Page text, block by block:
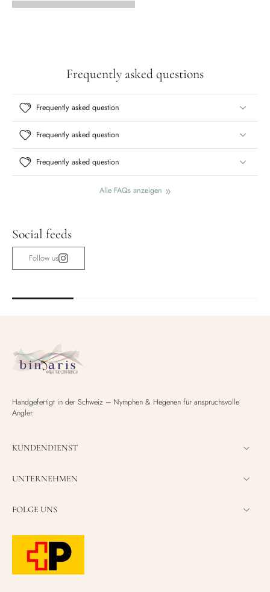
Frequently asked questions
Frequently asked question
Frequently asked question
Frequently asked question
Alle FAQs anzeigen
Social feeds
Follow us
Handgefertigt in der Schweiz – Nymphen & Hegenen für anspruchsvolle
Angler.
KUNDENDIENST
UNTERNEHMEN
FOLGE UNS